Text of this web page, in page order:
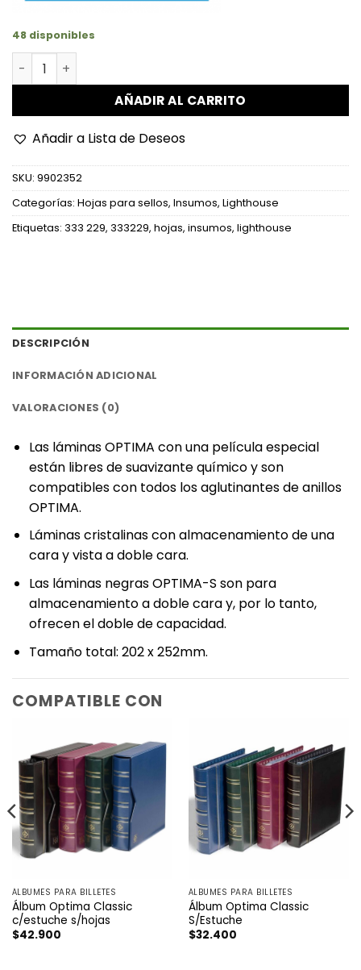
48 disponibles
Hojas de 5 divisiones optima con fondo negro cantidad
AÑADIR AL CARRITO
Añadir a Lista de Deseos
SKU: 9902352
Categorías: Hojas para sellos, Insumos, Lighthouse
Etiquetas: 333 229, 333229, hojas, insumos, lighthouse
DESCRIPCIÓN
INFORMACIÓN ADICIONAL
VALORACIONES (0)
‎Las láminas OPTIMA con una película especial
están libres de suavizante químico y son
compatibles con todos los aglutinantes de anillos
OPTIMA.
Láminas cristalinas con almacenamiento de una
cara y vista a doble cara.
Las láminas negras OPTIMA-S son para
almacenamiento a doble cara y, por lo tanto,
ofrecen el doble de capacidad. ‎
‎Tamaño total: 202 x 252mm.
COMPATIBLE CON
ÁLBUMES PARA BILLETES
Álbum Optima Classic
c/estuche s/hojas
$42.900
ÁLBUMES PARA BILLETES
Álbum Optima Classic
S/Estuche
$32.400